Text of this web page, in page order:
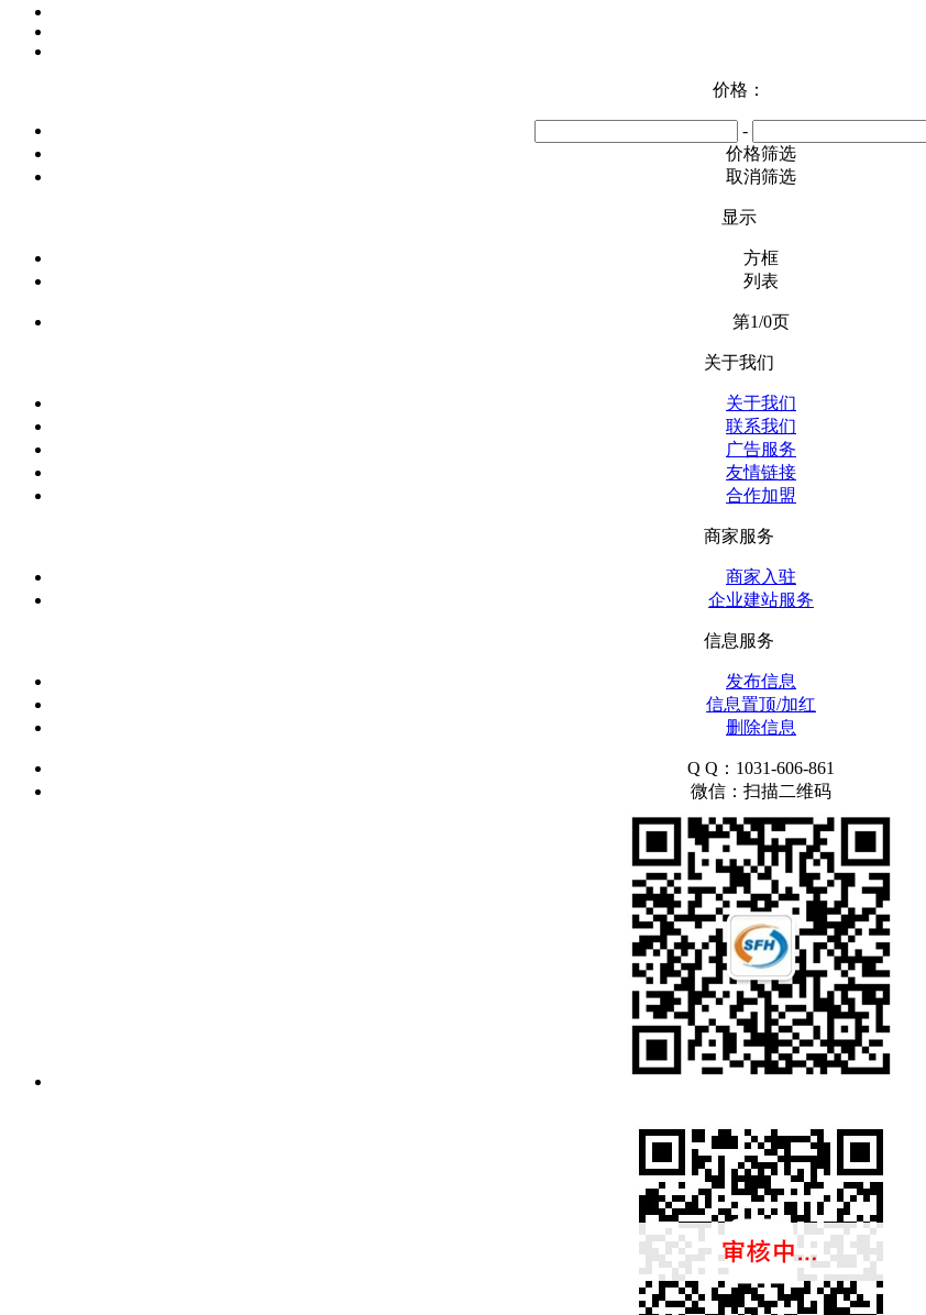
价格：
-
价格筛选
取消筛选
显示
方框
列表
第1/0页
关于我们
关于我们
联系我们
广告服务
友情链接
合作加盟
商家服务
商家入驻
企业建站服务
信息服务
发布信息
信息置顶/加红
删除信息
Q Q：1031-606-861
微信：扫描二维码